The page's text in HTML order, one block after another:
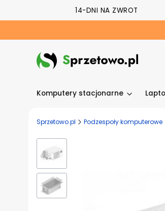
14-DNI NA ZWROT
Komputery stacjonarne
Sprzetowo.pl Podzespoły komputerowe